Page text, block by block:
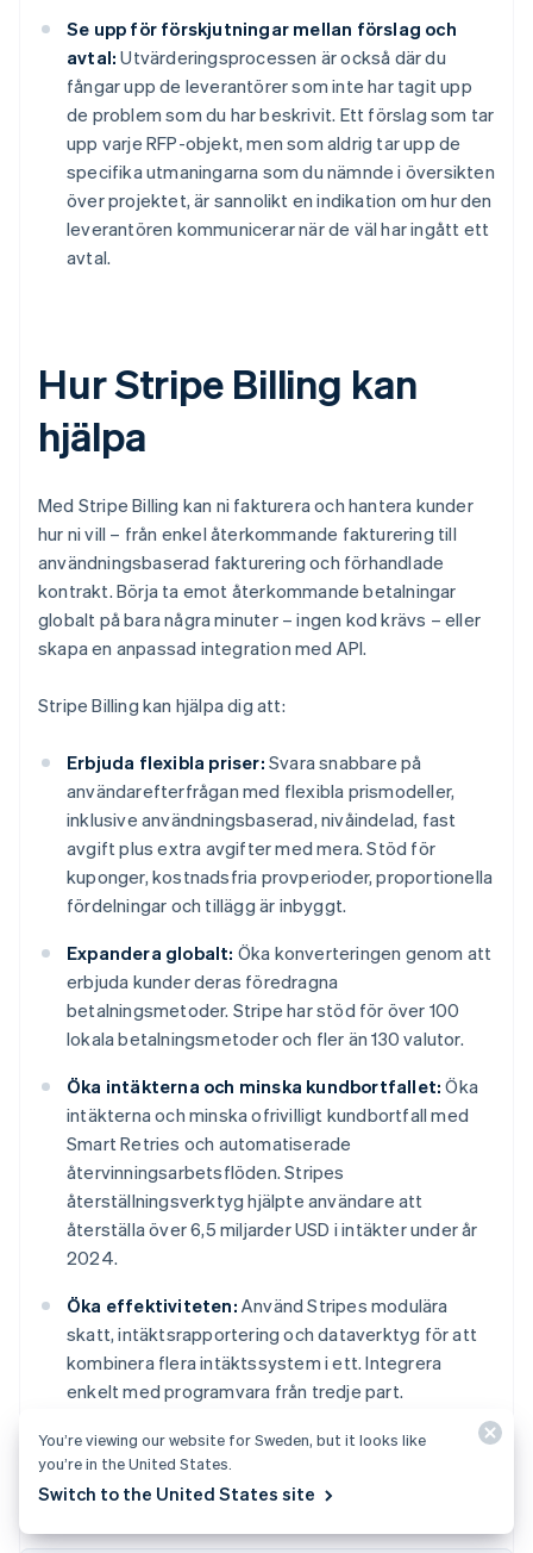
Se upp för förskjutningar mellan förslag och
avtal: Utvärderingsprocessen är också där du
fångar upp de leverantörer som inte har tagit upp
de problem som du har beskrivit. Ett förslag som tar
upp varje RFP-objekt, men som aldrig tar upp de
specifika utmaningarna som du nämnde i översikten
över projektet, är sannolikt en indikation om hur den
leverantören kommunicerar när de väl har ingått ett
avtal.
Hur Stripe Billing kan
hjälpa
Med Stripe Billing kan ni fakturera och hantera kunder
hur ni vill – från enkel återkommande fakturering till
användningsbaserad fakturering och förhandlade
kontrakt. Börja ta emot återkommande betalningar
globalt på bara några minuter – ingen kod krävs – eller
skapa en anpassad integration med API.
Stripe Billing kan hjälpa dig att:
Erbjuda flexibla priser: Svara snabbare på
användarefterfrågan med flexibla prismodeller,
inklusive användningsbaserad, nivåindelad, fast
avgift plus extra avgifter med mera. Stöd för
kuponger, kostnadsfria provperioder, proportionella
fördelningar och tillägg är inbyggt.
Expandera globalt: Öka konverteringen genom att
erbjuda kunder deras föredragna
betalningsmetoder. Stripe har stöd för över 100
lokala betalningsmetoder och fler än 130 valutor.
Öka intäkterna och minska kundbortfallet: Öka
intäkterna och minska ofrivilligt kundbortfall med
Smart Retries och automatiserade
återvinningsarbetsflöden. Stripes
återställningsverktyg hjälpte användare att
återställa över 6,5 miljarder USD i intäkter under år
2024.
Öka effektiviteten: Använd Stripes modulära
skatt, intäktsrapportering och dataverktyg för att
kombinera flera intäktssystem i ett. Integrera
enkelt med programvara från tredje part.
Läs merom Stripe Billing, ellerbörjaidag.
Australien
Belgien
You’re viewing our website for Sweden, but it looks like
you’re in the United States.
Switch to the United States site